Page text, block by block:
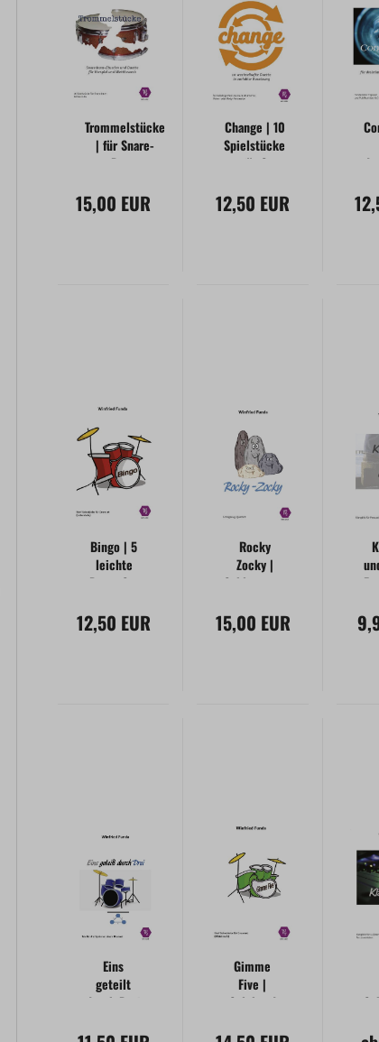
Trommelstücke
| für Snare-
Drum
15,00 EUR
Change | 10
Spielstücke
für 2
12,50 EUR
Bingo | 5
leichte
Drum-Set
12,50 EUR
Rocky
Zocky |
Schlagzeug-
15,00 EUR
Eins
geteilt
durch Drei
Gimme
Five |
Soloband
Drumset